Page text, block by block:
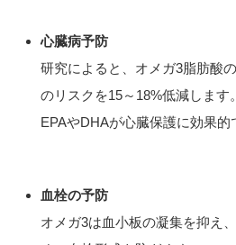
心臓病予防
研究によると、オメガ3脂肪酸
のリスクを15～18%低減します
EPAやDHAが心臓保護に効果的
血栓の予防
オメガ3は血小板の凝集を抑え